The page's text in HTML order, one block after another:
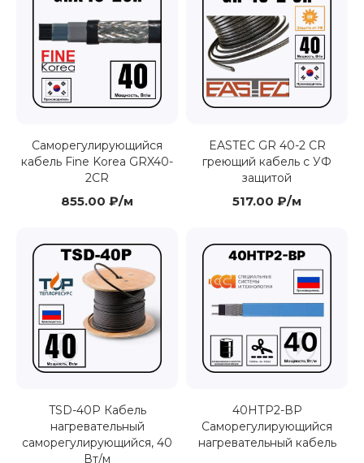
Саморегулирующийся
кабель Fine Korea GRX40-
2CR
855.00 ₽/м
EASTEC GR 40-2 CR
греющий кабель с УФ
защитой
517.00 ₽/м
TSD-40P Кабель
нагревательный
саморегулирующийся, 40
Вт/м
40НТР2-ВР
Саморегулирующийся
нагревательный кабель